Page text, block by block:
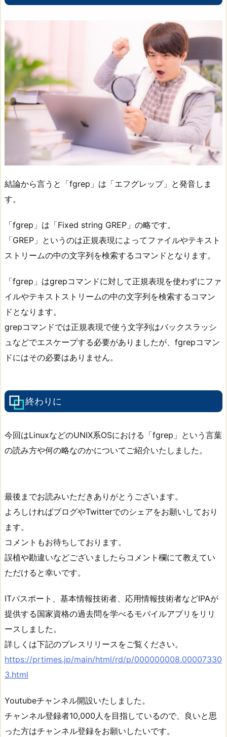
結論から言うと「fgrep」は「エフグレップ」と発音しま
す。
「fgrep」は「Fixed string GREP」の略です。
「GREP」というのは正規表現によってファイルやテキスト
ストリームの中の文字列を検索するコマンドとなります。
「fgrep」はgrepコマンドに対して正規表現を使わずにファ
イルやテキストストリームの中の文字列を検索するコマン
ドとなります。
grepコマンドでは正規表現で使う文字列はバックスラッシ
ュなどでエスケープする必要がありましたが、fgrepコマン
ドにはその必要はありません。
終わりに
今回はLinuxなどのUNIX系OSにおける「fgrep」という言葉
の読み方や何の略なのかについてご紹介いたしました。
最後までお読みいただきありがとうございます。
よろしければブログやTwitterでのシェアをお願いしており
ます。
コメントもお待ちしております。
誤植や勘違いなどございましたらコメント欄にて教えてい
ただけると幸いです。
ITパスポート、基本情報技術者、応用情報技術者などIPAが
提供する国家資格の過去問を学べるモバイルアプリをリリ
ースしました。
詳しくは下記のプレスリリースをご覧ください。
https://prtimes.jp/main/html/rd/p/000000008.00007330
3.html
Youtubeチャンネル開設いたしました。
チャンネル登録者10,000人を目指しているので、良いと思
った方はチャンネル登録をお願いしたいです。